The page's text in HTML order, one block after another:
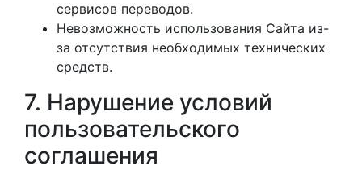
сервисов переводов.
Невозможность использования Сайта из-
за отсутствия необходимых технических
средств.
7. Нарушение условий
пользовательского
соглашения